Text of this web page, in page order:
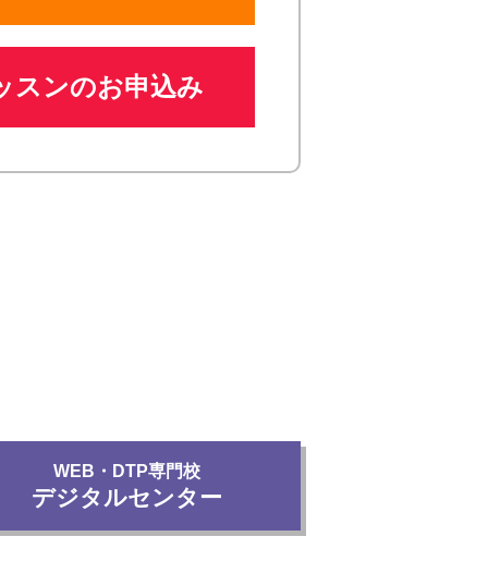
スンのお申込み
WEB・DTP専門校
デジタルセンター